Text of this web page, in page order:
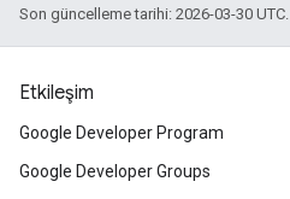
Son güncelleme tarihi: 2026-03-30 UTC.
Etkileşim
Google Developer Program
Google Developer Groups